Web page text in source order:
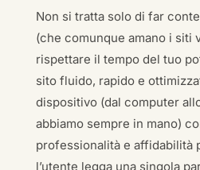
Non si tratta solo di far
(che comunque amano i siti
rispettare il tempo del tuo
sito fluido, rapido e
dispositivo (dal computer
abbiamo sempre in mano)
professionalità e affidabilità
l’utente legga una singola